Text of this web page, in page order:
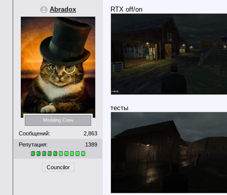
Abradox
Modding Crew
Сообщений:
2,863
Репутация:
1389
Councilor
RTX off/on
тесты